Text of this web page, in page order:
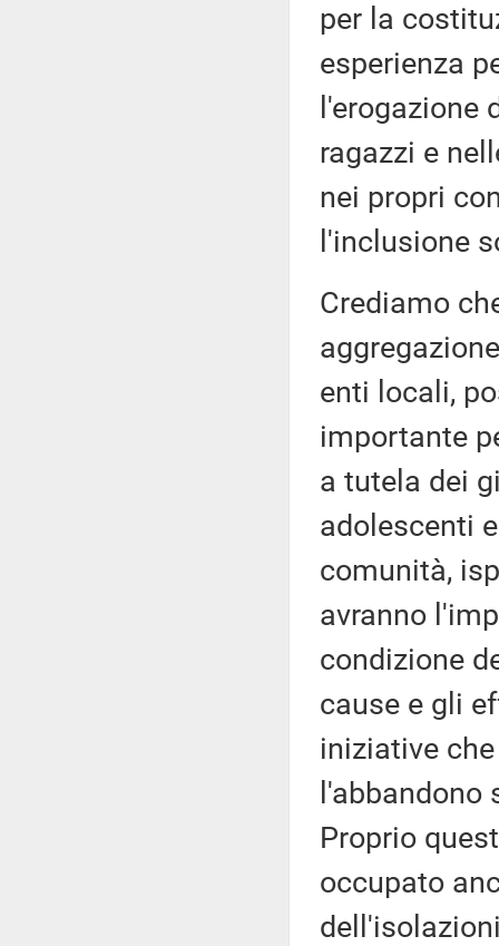
per la
esperienza
l'erogazione
ragazzi e
nei propri
l'inclusione
Crediamo
enti locali,
importante
a tutela dei
adolescenti
comunità,
avranno
condizione
cause e gli
iniziative
Proprio
occupato